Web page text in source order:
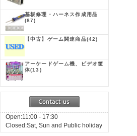
基板修理・ハーネス作成用品
(87)
【中古】ゲーム関連商品(42)
アーケードゲーム機、ビデオ筐
体(13)
Open:11:00 - 17:30
Closed:Sat, Sun and Public holiday